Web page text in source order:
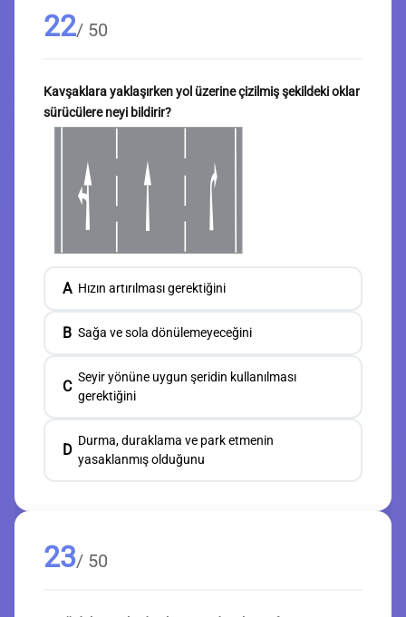
22/ 50
Kavşaklara yaklaşırken yol üzerine çizilmiş şekildeki oklar
sürücülere neyi bildirir?
A Hızın artırılması gerektiğini
B Sağa ve sola dönülemeyeceğini
C
Seyir yönüne uygun şeridin kullanılması
gerektiğini
D
Durma, duraklama ve park etmenin
yasaklanmış olduğunu
23/ 50